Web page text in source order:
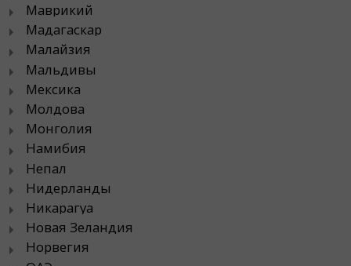
Маврикий
Мадагаскар
Малайзия
Мальдивы
Мексика
Молдова
Монголия
Намибия
Непал
Нидерланды
Никарагуа
Новая Зеландия
Норвегия